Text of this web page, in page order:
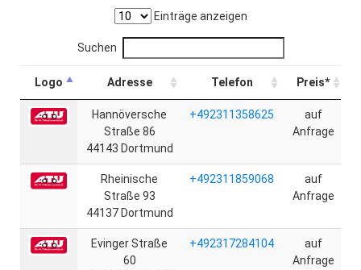
Einträge anzeigen
Suchen
Logo Adresse Telefon Preis*
Hannöversche
Straße 86
44143 Dortmund
+492311358625
auf
Anfrage
Rheinische
Straße 93
44137 Dortmund
+492311859068
auf
Anfrage
Evinger Straße
60
+492317284104
auf
Anfrage